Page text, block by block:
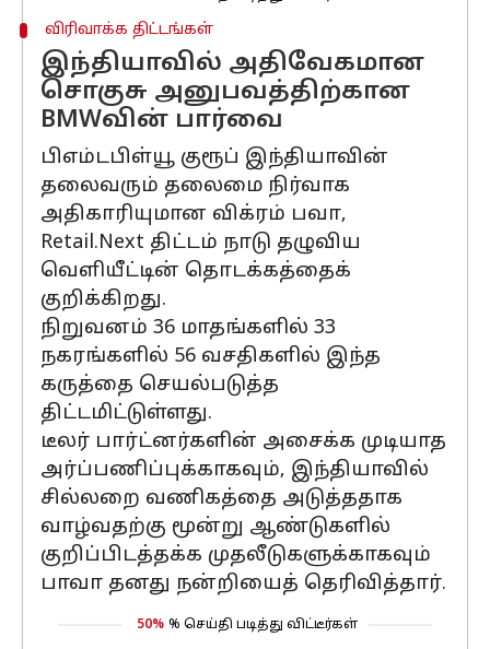
விரிவாக்க திட்டங்கள்
இந்தியாவில் அதிவேகமான
சொகுசு அனுபவத்திற்கான
BMWவின் பார்வை
பிஎம்டபிள்யூ குரூப் இந்தியாவின்
தலைவரும் தலைமை நிர்வாக
அதிகாரியுமான விக்ரம் பவா,
Retail.Next திட்டம் நாடு தழுவிய
வெளியீட்டின் தொடக்கத்தைக்
குறிக்கிறது.
நிறுவனம் 36 மாதங்களில் 33
நகரங்களில் 56 வசதிகளில் இந்த
கருத்தை செயல்படுத்த
திட்டமிட்டுள்ளது.
டீலர் பார்ட்னர்களின் அசைக்க முடியாத
அர்ப்பணிப்புக்காகவும், இந்தியாவில்
சில்லறை வணிகத்தை அடுத்ததாக
வாழ்வதற்கு மூன்று ஆண்டுகளில்
குறிப்பிடத்தக்க முதலீடுகளுக்காகவும்
பாவா தனது நன்றியைத் தெரிவித்தார்.
50% % செய்தி படித்து விட்டீர்கள்